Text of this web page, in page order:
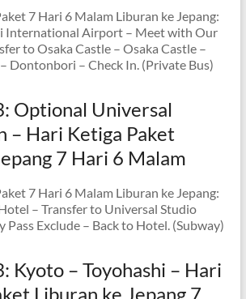
7 Hari 6 Malam Liburan ke Jepang:
International Airport – Meet with Our
to Osaka Castle – Osaka Castle –
Dontonbori – Check In. (Private Bus)
Optional Universal
– Hari Ketiga Paket
7 Hari 6 Malam
7 Hari 6 Malam Liburan ke Jepang:
– Transfer to Universal Studio
Pass Exclude – Back to Hotel. (Subway)
Kyoto – Toyohashi – Hari
Liburan ke Jepang 7